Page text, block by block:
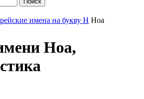
имена на букву Н Ноа
Ноа,